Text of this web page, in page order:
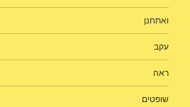
ואתחנן
עקב
ראה
שופטים